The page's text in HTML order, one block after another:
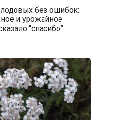
без ошибок:
и урожайное
“спасибо”